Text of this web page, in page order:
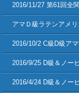
2016/11/27 第61回全
アマＤ級ラテンアメ
2016/10/2 C級D級ア
2016/9/25 D級＆ノー
2016/4/24 D級＆ノー